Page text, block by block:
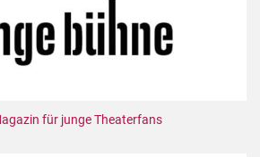
für junge Theaterfans